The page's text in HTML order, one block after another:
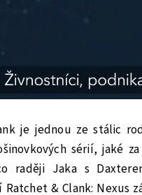
je jednou ze stálic
sérií, jaké
raději Jaka s
& Clank: Nexus